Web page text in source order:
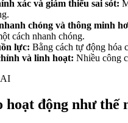
xác và giảm thiểu sai sót:
chóng và thông minh
cách nhanh chóng.
lực: Bằng cách tự động hóa
và linh hoạt: Nhiều công
hoạt động như thế